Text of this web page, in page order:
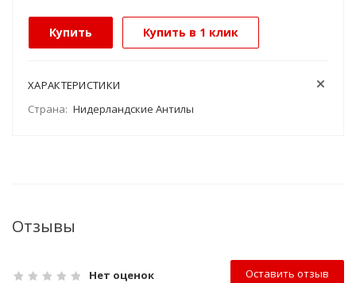
Купить Купить в 1 клик
ХАРАКТЕРИСТИКИ
Страна: Нидерландские Антилы
Отзывы
Нет оценок Оставить отзыв